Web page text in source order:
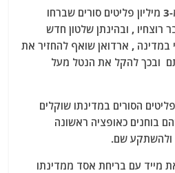
e
b
o
k
במדינתו חונים כרגע יותר מ-3 מיליון פליטים סורים שברחו
, ובהינתן שלטון חדש
במדינה , ארדואן שואף להחזיר את
ובכך להקל את הנטל מעל
הסורים במדינתו שוקלים
בוחנים כאופציה ראשונה
ולהשתקע שם.
מייד עם בריחת אסד ממדינתו